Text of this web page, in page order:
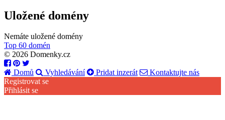
Uložené domény
Nemáte uložené domény
Top 60 domén
© 2026 Domenky.cz
Domů Vyhledávání Pridat inzerát
Kontaktujte nás
Registrovat se
Přihlásit se